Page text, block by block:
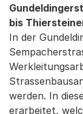
bis
In der
werden. In
erarbeitet,